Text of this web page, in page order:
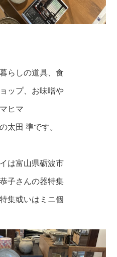
らしの道具、食
ップ、お味噌や
ヒマ
太田 準です。
は富山県砺波市
子さんの器特集
集或いはミニ個